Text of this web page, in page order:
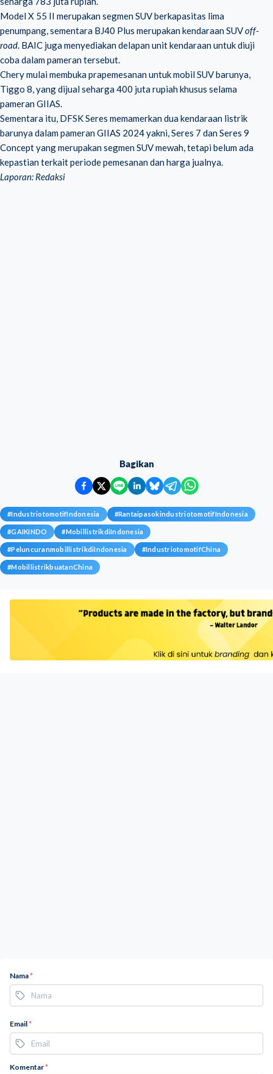
Model X 55 II merupakan segmen SUV berkapasitas lima
penumpang, sementara BJ40 Plus merupakan kendaraan SUVoff-
road. BAIC juga menyediakan delapan unit kendaraan untuk diuji
coba dalam pameran tersebut.
Chery mulai membuka prapemesanan untuk mobil SUV barunya,
Tiggo 8, yang dijual seharga 400 juta rupiah khusus selama
pameran GIIAS.
Sementara itu, DFSK Seres memamerkan dua kendaraan listrik
barunya dalam pameran GIIAS 2024 yakni, Seres 7 dan Seres 9
Concept yang merupakan segmen SUV mewah, tetapi belum ada
kepastian terkait periode pemesanan dan harga jualnya.
Laporan: Redaksi
Bagikan
#IndustriotomotifIndonesia #RantaipasokindustriotomotifIndonesia
#GAIKINDO #MobillistrikdiIndonesia
#PeluncuranmobillistrikdiIndonesia #IndustriotomotifChina
#MobillistrikbuatanChina
Nama*
Email*
Komentar*